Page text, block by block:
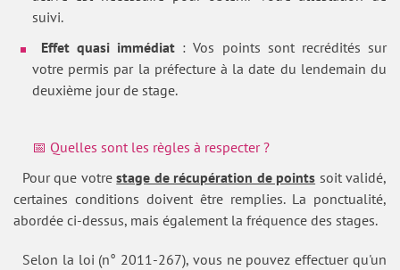
suivi.
Effet quasi immédiat : Vos points sont recrédités sur
votre permis par la préfecture à la date du lendemain du
deuxième jour de stage.
📅 Quelles sont les règles à respecter ?
Pour que votrestage de récupération de points soit validé,
certaines conditions doivent être remplies. La ponctualité,
abordée ci-dessus, mais également la fréquence des stages.
Selon la loi (n° 2011-267), vous ne pouvez effectuer qu'un